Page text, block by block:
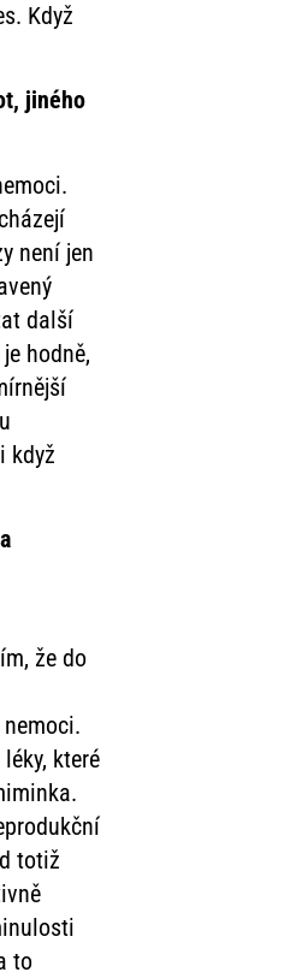
Když
jiného
není jen
další
hodně,
když
že do
které
totiž
to